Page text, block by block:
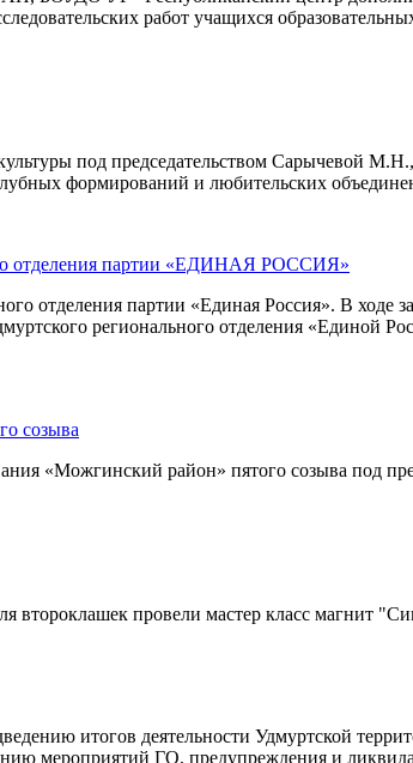
работ учащихся
под председательством Сарычевой
формирований и любительских
отделения партии «ЕДИНАЯ РОССИЯ»
отделения партии «Единая Россия». В ходе
регионального отделения «Единой
созыва
«Можгинский район» пятого созыва под
провели мастер класс магнит
итогов деятельности Удмуртской
мероприятий ГО, предупреждения и